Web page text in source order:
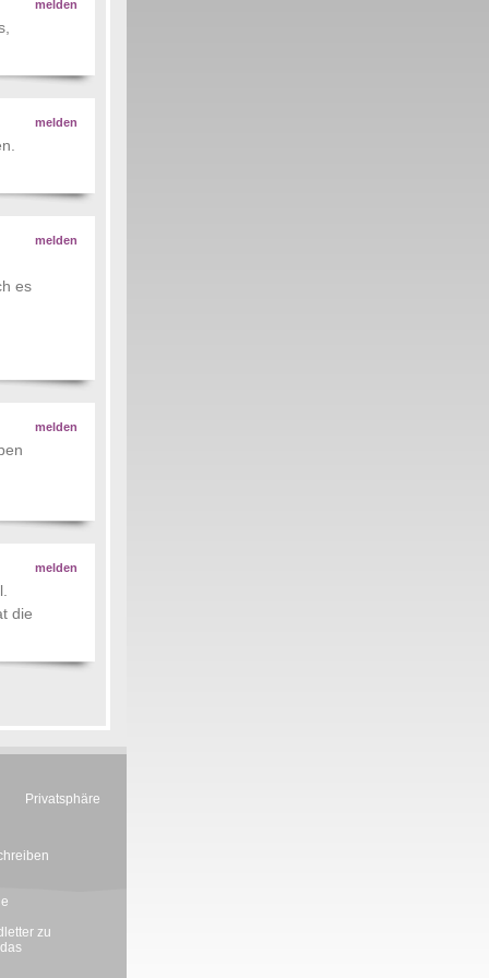
melden
melden
melden
es
melden
melden
die
Privatsphäre
zu